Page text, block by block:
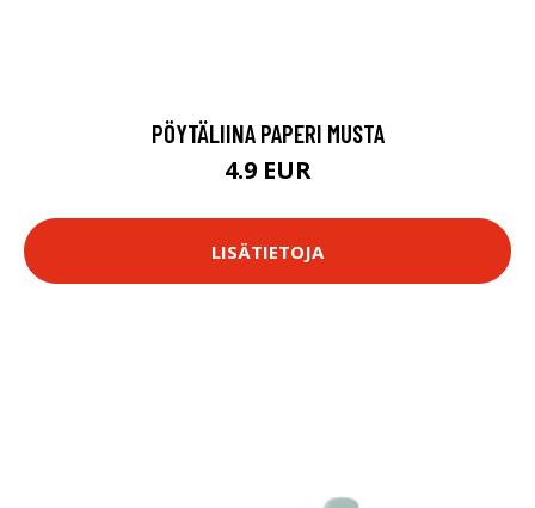
PÖYTÄLIINA PAPERI MUSTA
4.9 EUR
LISÄTIETOJA